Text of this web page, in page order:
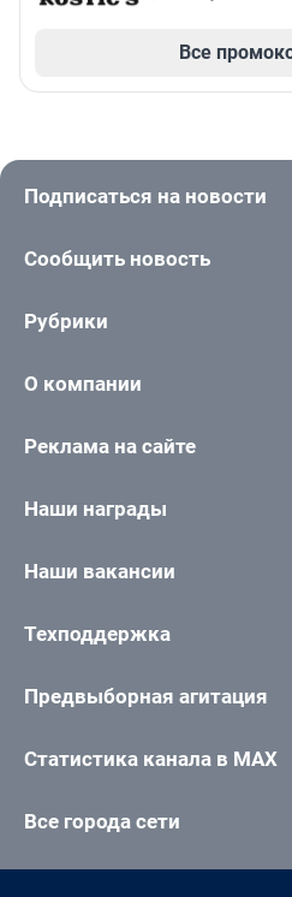
Все
Подписаться на новости
Сообщить новость
Рубрики
О компании
Реклама на сайте
Наши награды
Наши вакансии
Техподдержка
Предвыборная агитация
Статистика канала в MAX
Все города сети